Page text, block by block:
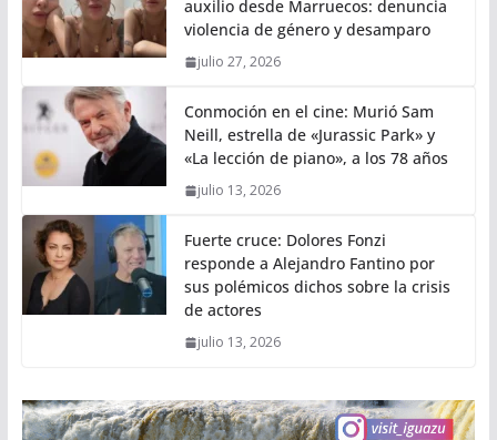
auxilio desde Marruecos: denuncia
violencia de género y desamparo
julio 27, 2026
Conmoción en el cine: Murió Sam
Neill, estrella de «Jurassic Park» y
«La lección de piano», a los 78 años
julio 13, 2026
Fuerte cruce: Dolores Fonzi
responde a Alejandro Fantino por
sus polémicos dichos sobre la crisis
de actores
julio 13, 2026